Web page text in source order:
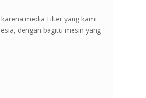
media Filter yang kami
dengan bagitu mesin yang